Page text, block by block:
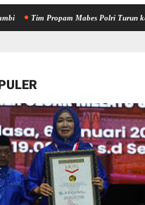
Mabes Polri Turun ke Jambi,